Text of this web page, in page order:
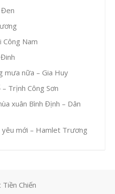
Đen
Công Nam
mưa nữa – Gia Huy
Trịnh Công Sơn
xuân Bình Định – Dân
mới – Hamlet Trương
Tiền Chiến